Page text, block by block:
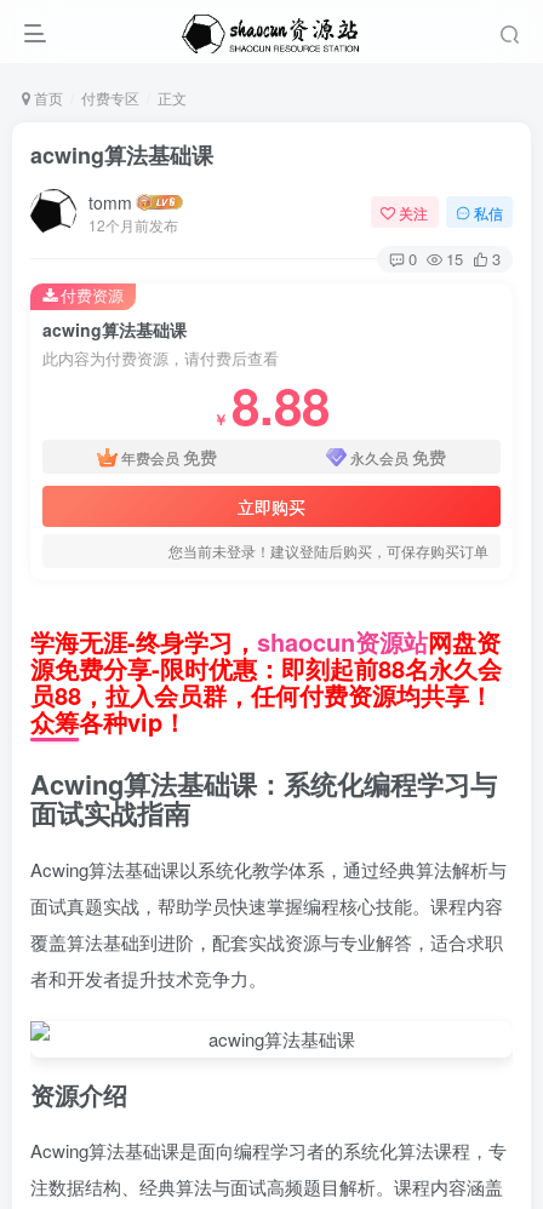
首页 付费专区 正文
acwing算法基础课
tomm
12个月前发布
关注 私信
0 15 3
acwing算法基础课
此内容为付费资源，请付费后查看
￥ 8.88
年费会员 免费 永久会员 免费
立即购买
您当前未登录！建议登陆后购买，可保存购买订单
付费资源
学海无涯-终身学习， shaocun资源站网盘资
源免费分享-限时优惠：即刻起前88名永久会
员88，拉入会员群，任何付费资源均共享！
众筹各种vip！
Acwing算法基础课：系统化编程学习与
面试实战指南
Acwing算法基础课以系统化教学体系，通过经典算法解析与
面试真题实战，帮助学员快速掌握编程核心技能。课程内容
覆盖算法基础到进阶，配套实战资源与专业解答，适合求职
者和开发者提升技术竞争力。
资源介绍
Acwing算法基础课是面向编程学习者的系统化算法课程，专
注数据结构、经典算法与面试高频题目解析。课程内容涵盖